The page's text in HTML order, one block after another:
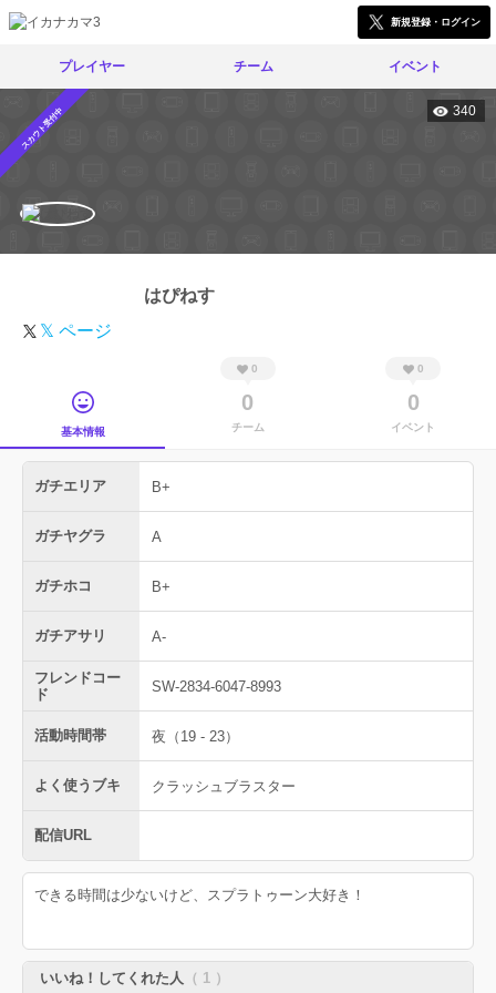
新規登録・ログイン
プレイヤー チーム イベント
スカウト受付中 340
はぴねす
𝕏 ページ
基本情報
0
0
チーム
0
0
イベント
ガチエリア B+
ガチヤグラ A
ガチホコ B+
ガチアサリ A-
フレンドコー
ド
SW-2834-6047-8993
活動時間帯 夜（19 - 23）
よく使うブキ クラッシュブラスター
配信URL
できる時間は少ないけど、スプラトゥーン大好き！
いいね！してくれた人 （ 1 ）